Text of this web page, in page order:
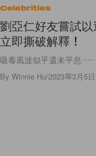
Celebrities
劉亞仁好友嘗試
立即撕破解釋！
吸毒風波似乎還未平息
By Winnie Hu/2023年3月5日